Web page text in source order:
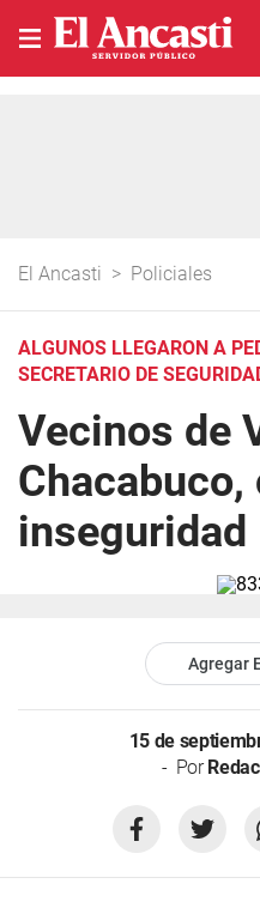
El Ancasti > Policiales
ALGUNOS LLEGARON A
SECRETARIO DE
Vecinos de
Chacabuco,
inseguridad
Agregar
15 de
Por